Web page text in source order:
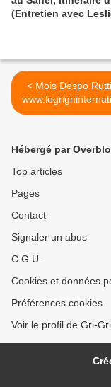
(Entretien avec
< Mois Despo Rutti sur le
m - Prototype
Hébergé par
Top articles
Pages
Contact
Signaler un abus
C.G.U.
Cookies et données
Préférences cookies
Voir le profil de Gri-